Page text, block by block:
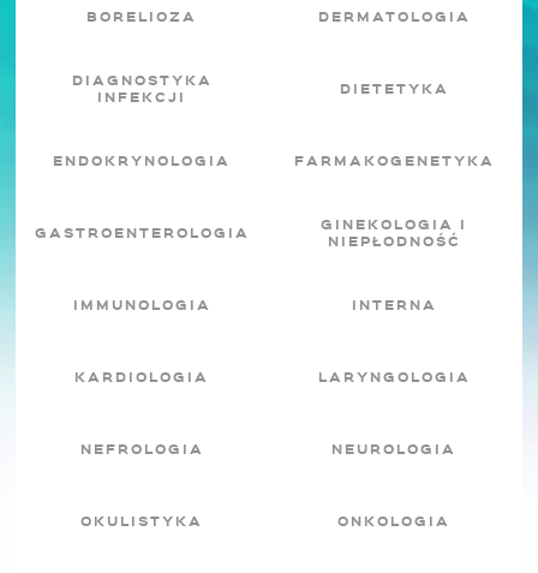
BORELIOZA DERMATOLOGIA
DIAGNOSTYKA
INFEKCJI
DIETETYKA
ENDOKRYNOLOGIA FARMAKOGENETYKA
GASTROENTEROLOGIA
GINEKOLOGIA I
NIEPŁODNOŚĆ
IMMUNOLOGIA INTERNA
KARDIOLOGIA LARYNGOLOGIA
NEFROLOGIA NEUROLOGIA
OKULISTYKA ONKOLOGIA